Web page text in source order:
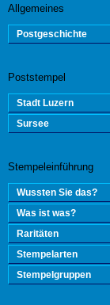
Allgemeines
Postgeschichte
Poststempel
Stadt Luzern
Sursee
Stempeleinführung
Wussten Sie das?
Was ist was?
Raritäten
Stempelarten
Stempelgruppen